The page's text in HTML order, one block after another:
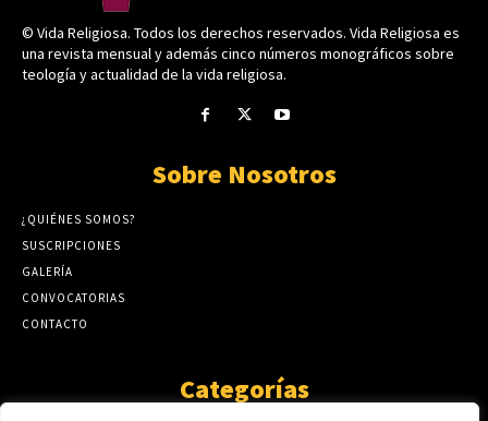
© Vida Religiosa. Todos los derechos reservados. Vida Religiosa es
una revista mensual y además cinco números monográficos sobre
teología y actualidad de la vida religiosa.
Sobre Nosotros
¿QUIÉNES SOMOS?
SUSCRIPCIONES
GALERÍA
CONVOCATORIAS
CONTACTO
Categorías